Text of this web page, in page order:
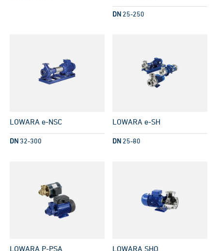
DN 25-250
LOWARA e-NSC
DN 32-300
LOWARA e-SH
DN 25-80